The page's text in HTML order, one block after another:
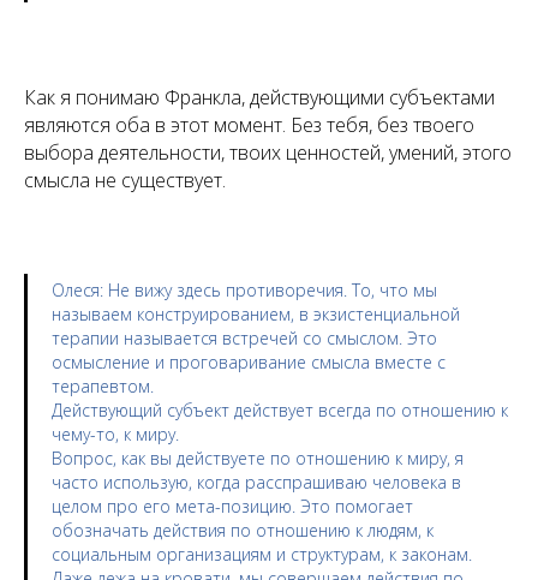
Как я понимаю Франкла, действующими субъектами
являются оба в этот момент. Без тебя, без твоего
выбора деятельности, твоих ценностей, умений, этого
смысла не существует.
Олеся: Не вижу здесь противоречия. То, что мы
называем конструированием, в экзистенциальной
терапии называется встречей со смыслом. Это
осмысление и проговаривание смысла вместе с
терапевтом.
Действующий субъект действует всегда по отношению к
чему-то, к миру.
Вопрос, как вы действуете по отношению к миру, я
часто использую, когда расспрашиваю человека в
целом про его мета-позицию. Это помогает
обозначать действия по отношению к людям, к
социальным организациям и структурам, к законам.